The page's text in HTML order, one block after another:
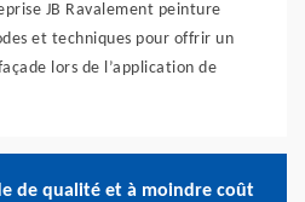
JB Ravalement peinture
et techniques pour offrir un
lors de l’application de
de qualité et à moindre coût